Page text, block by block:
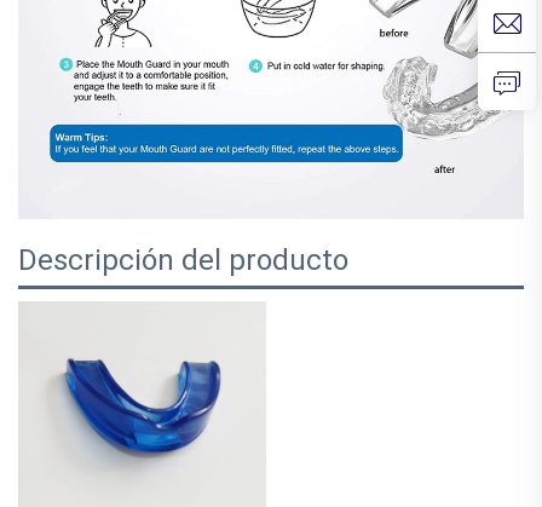
Descripción del producto